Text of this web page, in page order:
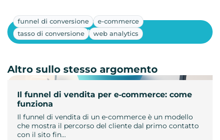
funnel di conversione
e-commerce
tasso di conversione
web analytics
Il funnel di vendita per e‑commerce: come
funziona
Il funnel di vendita di un e‑commerce è un modello
che mostra il percorso del cliente dal primo contatto
con il sito fin…
Mostra altri
Altro sullo stesso argomento